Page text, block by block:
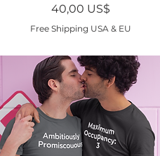
Precio
40,00 US$
Free Shipping USA & EU